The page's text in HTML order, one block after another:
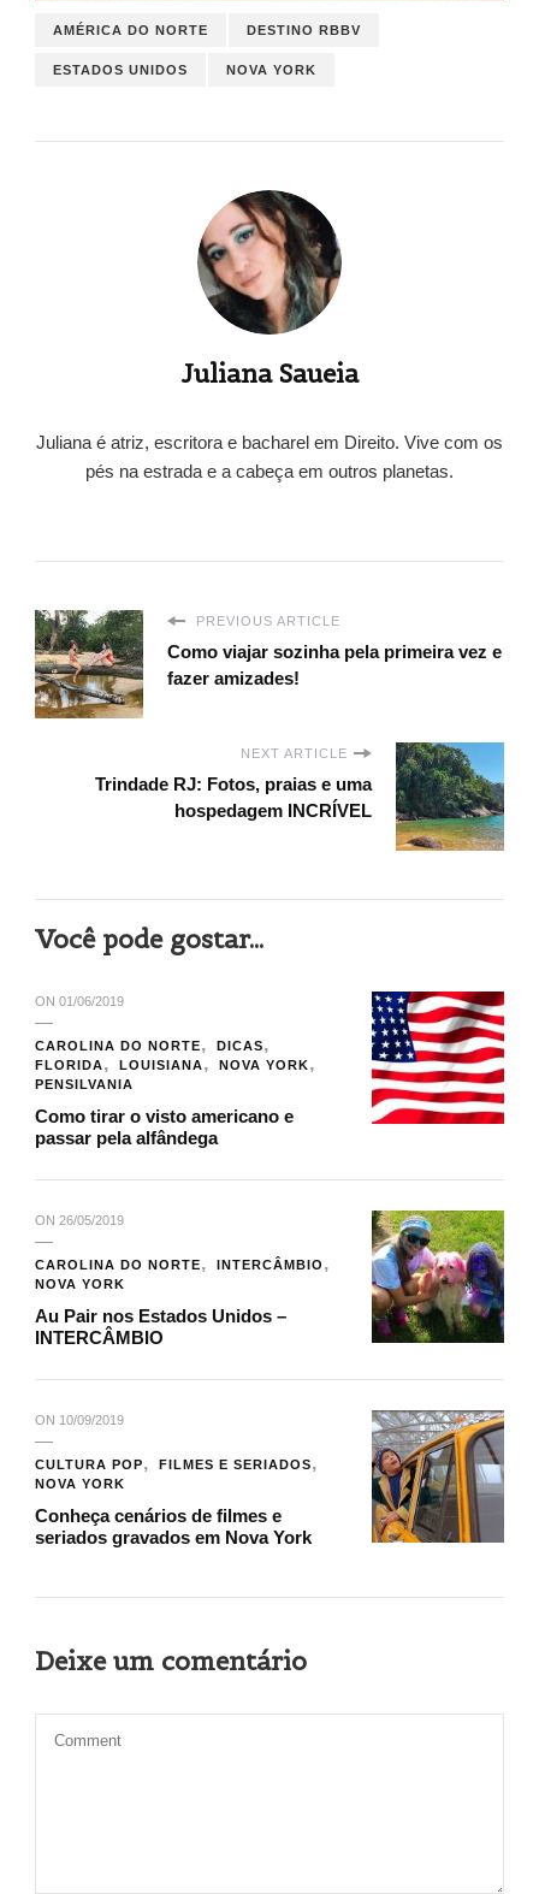
AMÉRICA DO NORTE DESTINO RBBV
ESTADOS UNIDOS NOVA YORK
Juliana Saueia
Juliana é atriz, escritora e bacharel em Direito. Vive com os
pés na estrada e a cabeça em outros planetas.
PREVIOUS ARTICLE
Como viajar sozinha pela primeira vez e
fazer amizades!
NEXT ARTICLE
Trindade RJ: Fotos, praias e uma
hospedagem INCRÍVEL
Você pode gostar...
ON 01/06/2019
CAROLINA DO NORTE
DICAS
FLORIDA
LOUISIANA
NOVA YORK
PENSILVANIA
Como tirar o visto americano e
passar pela alfândega
ON 26/05/2019
CAROLINA DO NORTE
INTERCÂMBIO
NOVA YORK
Au Pair nos Estados Unidos –
INTERCÂMBIO
ON 10/09/2019
CULTURA POP
FILMES E SERIADOS
NOVA YORK
Conheça cenários de filmes e
seriados gravados em Nova York
Deixe um comentário